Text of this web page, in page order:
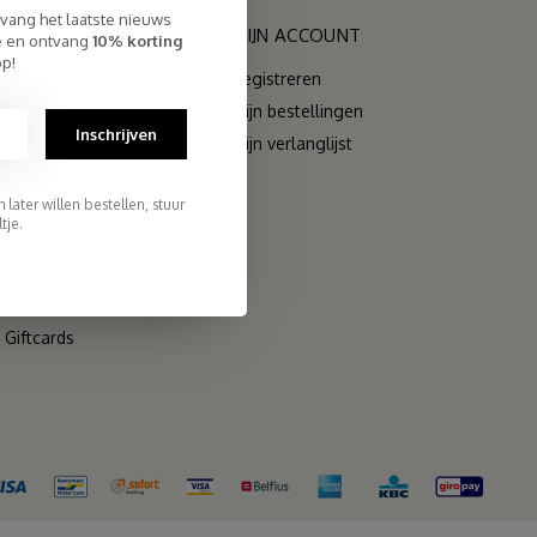
Giftcards
MIJN ACCOUNT
Registreren
Mijn bestellingen
Mijn verlanglijst
het laatste nieuws
en ontvang 10% korting
Inschrijven
later willen bestellen, stuur